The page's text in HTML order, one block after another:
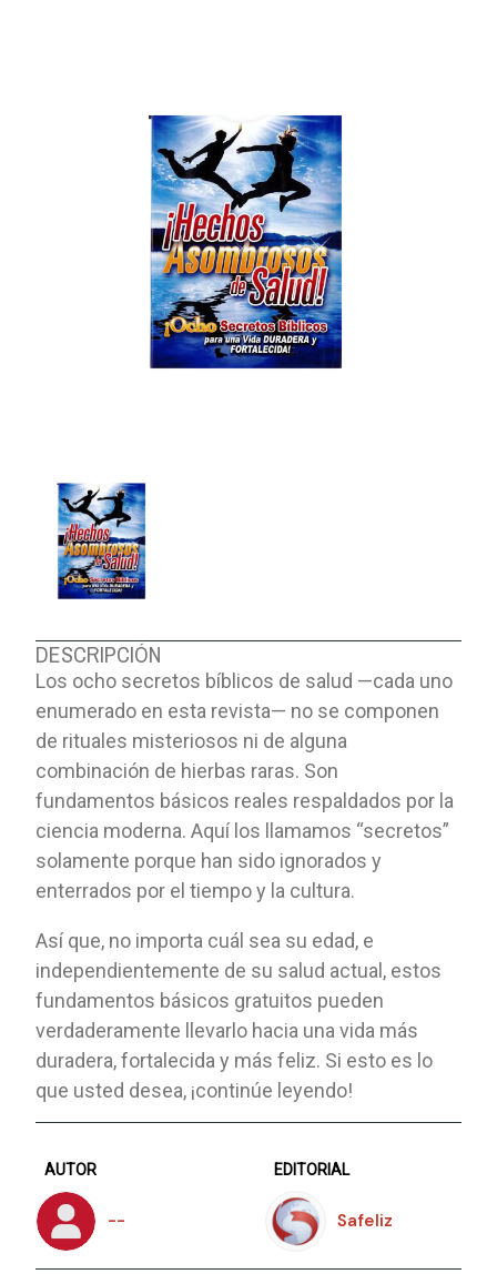
DESCRIPCIÓN
Los ocho secretos bíblicos de salud —cada uno
enumerado en esta revista— no se componen
de rituales misteriosos ni de alguna
combinación de hierbas raras. Son
fundamentos básicos reales respaldados por la
ciencia moderna. Aquí los llamamos “secretos”
solamente porque han sido ignorados y
enterrados por el tiempo y la cultura.
Así que, no importa cuál sea su edad, e
independientemente de su salud actual, estos
fundamentos básicos gratuitos pueden
verdaderamente llevarlo hacia una vida más
duradera, fortalecida y más feliz. Si esto es lo
que usted desea, ¡continúe leyendo!
AUTOR
--
EDITORIAL
Safeliz